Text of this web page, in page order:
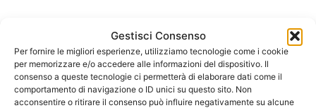
Gestisci Consenso
Per fornire le migliori esperienze, utilizziamo tecnologie come i cookie
per memorizzare e/o accedere alle informazioni del dispositivo. Il
consenso a queste tecnologie ci permetterà di elaborare dati come il
comportamento di navigazione o ID unici su questo sito. Non
acconsentire o ritirare il consenso può influire negativamente su alcune